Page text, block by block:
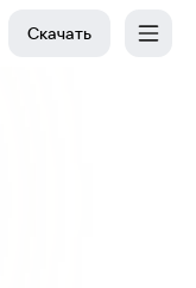
Скачать